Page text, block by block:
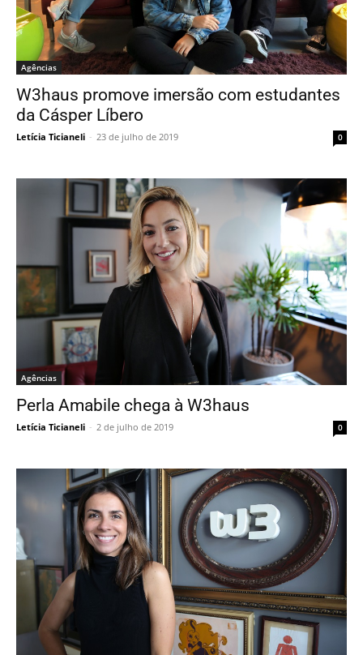
Agências
W3haus promove imersão com estudantes
da Cásper Líbero
Letícia Ticianeli - 23 de julho de 2019 0
Agências
Perla Amabile chega à W3haus
Letícia Ticianeli - 2 de julho de 2019 0